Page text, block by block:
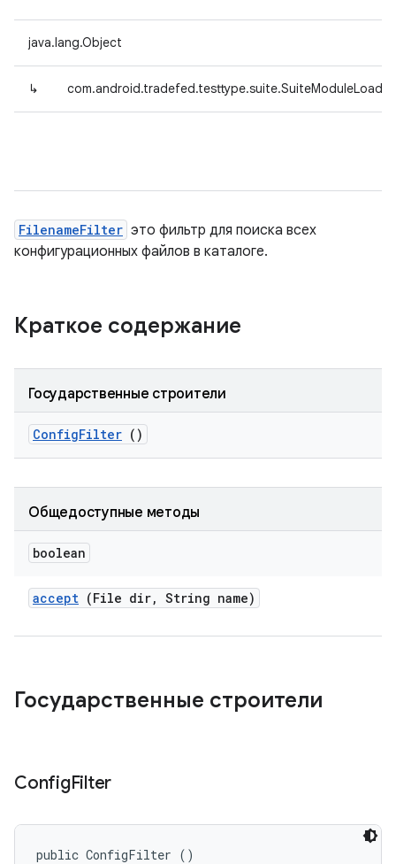
java.lang.Object
↳
FilenameFilter это фильтр для поиска всех
конфигурационных файлов в каталоге.
Краткое содержание
Государственные строители
ConfigFilter ()
Общедоступные методы
boolean
accept (File dir, String name)
Государственные строители
ConfigFilter
public ConfigFilter ()